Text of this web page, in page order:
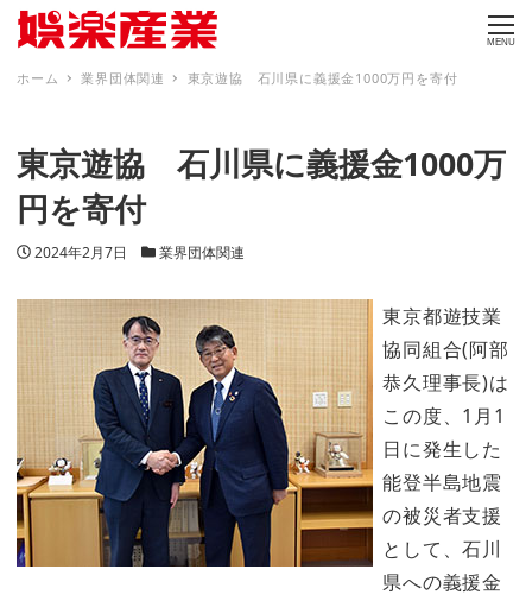
MENU
ホーム 業界団体関連 東京遊協 石川県に義援金1000万円を寄付
東京遊協 石川県に義援金1000万
円を寄付
投稿日
2024年2月7日 カテゴリー
業界団体関連
東京都遊技業
協同組合(阿部
恭久理事長)は
この度、1月1
日に発生した
能登半島地震
の被災者支援
として、石川
県への義援金